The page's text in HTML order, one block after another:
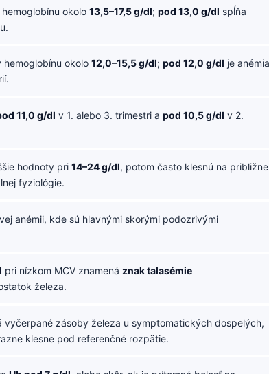
okolo 13,5–17,5 g/dl; pod 13,0 g/dl spĺňa
hemoglobínu okolo 12,0–15,5 g/dl; pod 12,0 g/dl je anémia
11,0 g/dl v 1. alebo 3. trimestri a pod 10,5 g/dl v 2.
hodnoty pri 14–24 g/dl, potom často klesnú na približne
fyziológie.
anémii, kde sú hlavnými skorými podozrivými
pri nízkom MCV znamená znak talasémie
železa.
vyčerpané zásoby železa u symptomatických dospelých,
klesne pod referenčné rozpätie.